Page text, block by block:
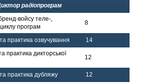
радіопрограм
войсу теле-,
програм
8
практика озвучування 14
практика дикторської
12
практика дубляжу 12